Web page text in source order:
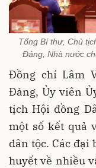
Tổng Bí thư, Chủ
Đảng, Nhà nước
Đồng chí Lâm
Đảng, Ủy viên
tịch Hội đồng
một số kết quả
dân tộc. Các
huyết về nhiều